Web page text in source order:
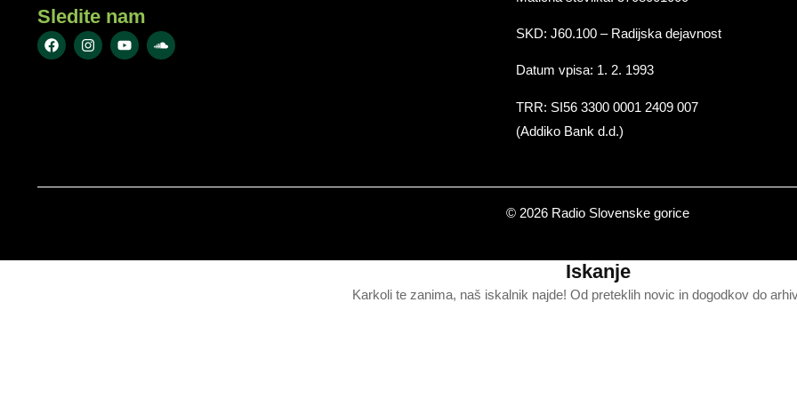
Sledite nam
SKD: J60.100 – Radijska dejavnost
Datum vpisa: 1. 2. 1993
TRR: SI56 3300 0001 2409 007
(Addiko Bank d.d.)
© 2026 Radio Slovenske gorice
Iskanje
Karkoli te zanima, naš iskalnik najde! Od preteklih novic in dogodkov do